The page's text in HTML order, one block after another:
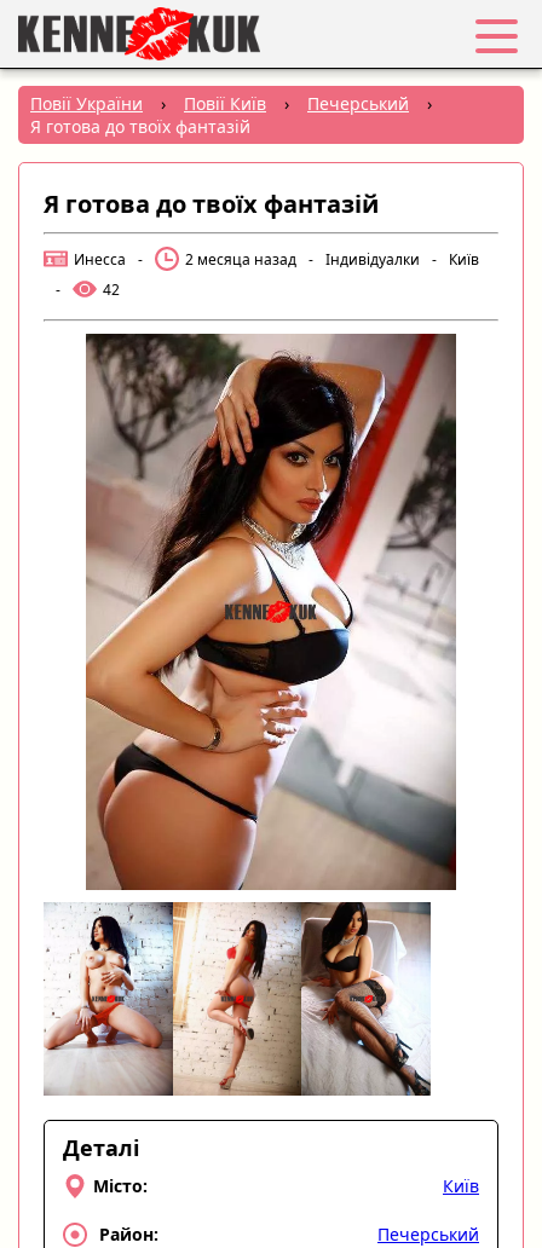
Обране
Вхід
Реєстрація
Міста:
РУС|
УКР
Створити оголошення
Повії України › Повії Київ › Печерський
›
Я готова до твоїх фантазій
Я готова до твоїх фантазій
Инесса - 2 месяца назад - Індивідуалки -
Київ
-
42
Деталі
Місто: Київ
Район: Печерський